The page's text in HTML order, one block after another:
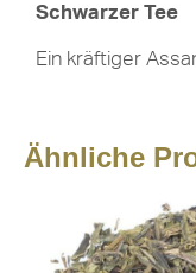
Schwarzer Tee
Ein kräftiger
Ähnliche